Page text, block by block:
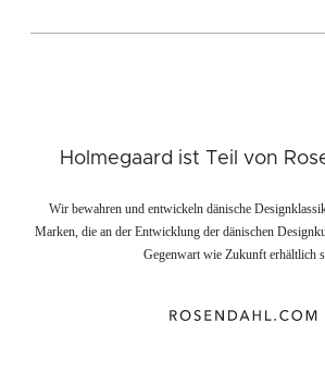
Holmegaard ist Teil von
Wir bewahren und entwickeln dänische
Marken, die an der Entwicklung der dänischen
Gegenwart wie Zukunft erhältlich